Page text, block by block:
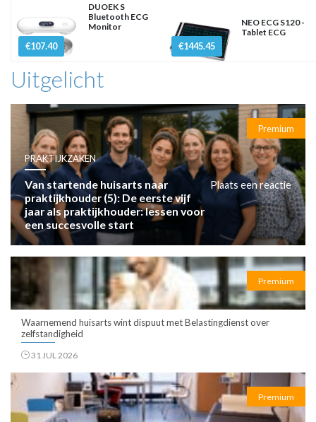
€107.40
DUOEK S
Bluetooth ECG
Monitor
€1445.45
NEO ECG S120 -
Tablet ECG
Uitgelicht
Premium
PRAKTIJKZAKEN
Van startende huisarts naar
praktijkhouder (5): De eerste vijf
jaar als praktijkhouder: lessen voor
een succesvolle start
Plaats een reactie
Premium
Waarnemend huisarts wint dispuut met Belastingdienst over
zelfstandigheid
31 JUL 2026
Premium